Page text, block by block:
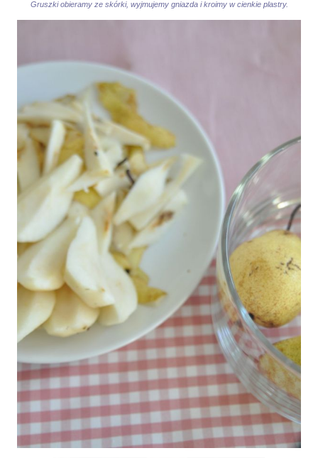
Gruszki obieramy ze skórki, wyjmujemy gniazda i kroimy w cienkie plastry.